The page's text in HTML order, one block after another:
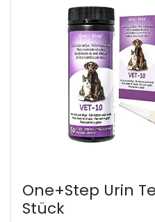
One+Step Urin
Stück